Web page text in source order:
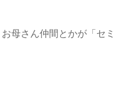
母さん仲間とかが「セミ